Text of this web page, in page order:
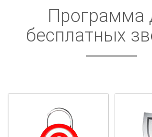
Программа
бесплатных